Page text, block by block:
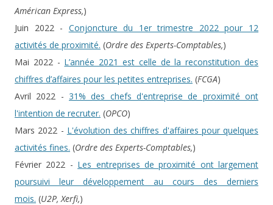
Américan Express,)
Juin 2022 - Conjoncture du 1er trimestre 2022 pour 12
activités de proximité. (Ordre des Experts-Comptables,)
Mai 2022 - L’année 2021 est celle de la reconstitution des
chiffres d’affaires pour les petites entreprises. (FCGA)
Avril 2022 - 31% des chefs d'entreprise de proximité ont
l'intention de recruter. (OPCO)
Mars 2022 - L'évolution des chiffres d'affaires pour quelques
activités fines. (Ordre des Experts-Comptables,)
Février 2022 - Les entreprises de proximité ont largement
poursuivi leur développement au cours des derniers
mois. (U2P, Xerfi,)